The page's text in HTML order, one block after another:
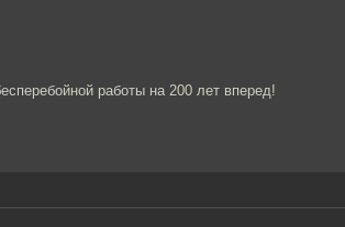
работы на 200 лет вперед!